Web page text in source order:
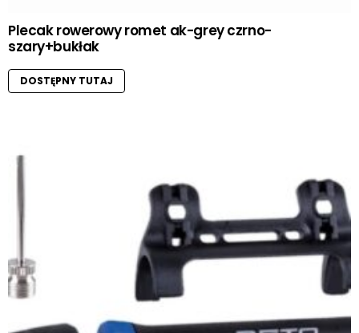
Plecak rowerowy romet ak-grey czrno-
szary+bukłak
DOSTĘPNY TUTAJ